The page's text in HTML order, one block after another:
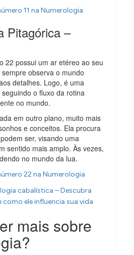
11 na Numerologia
Pitagórica –
22 possui um ar etéreo ao seu
observa o mundo
detalhes. Logo, é uma
o fluxo da rotina
no mundo.
em outro plano, muito mais
e conceitos. Ela procura
ser, visando uma
sentido mais amplo. Às vezes,
no mundo da lua.
22 na Numerologia
cabalística – Descubra
como ele influencia sua vida
mais sobre